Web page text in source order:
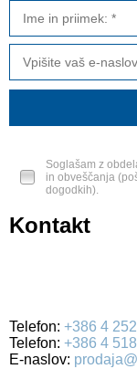
Soglašam z
in obveščanja
dogodkih).
Kontakt
Telefon: +386 4
Telefon: +386 4
E-naslov: